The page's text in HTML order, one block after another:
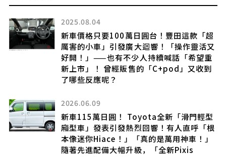
2025.08.04
新車價格只要100萬日圓台！豐田這款「超
厲害的小車」引發廣大迴響！「操作靈活又
好開！」——也有不少人持續喊話「希望重
新上市」！ 曾經販售的「C+pod」又收到
了哪些反應呢？
2026.06.09
新車115萬日圓！ Toyota全新「滑門輕型
廂型車」發表引發熱烈回響！有人直呼「根
本像迷你Hiace！」「真的是萬用神車！」
隨著先進配備大幅升級，「全新Pixis